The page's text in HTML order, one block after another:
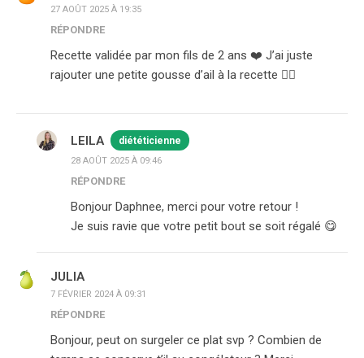
27 AOÛT 2025 À 19:35
RÉPONDRE
Recette validée par mon fils de 2 ans ❤️ J’ai juste
rajouter une petite gousse d’ail à la recette 👌🏽
LEILA diététicienne
28 AOÛT 2025 À 09:46
RÉPONDRE
Bonjour Daphnee, merci pour votre retour !
Je suis ravie que votre petit bout se soit régalé 😋
JULIA
7 FÉVRIER 2024 À 09:31
RÉPONDRE
Bonjour, peut on surgeler ce plat svp ? Combien de